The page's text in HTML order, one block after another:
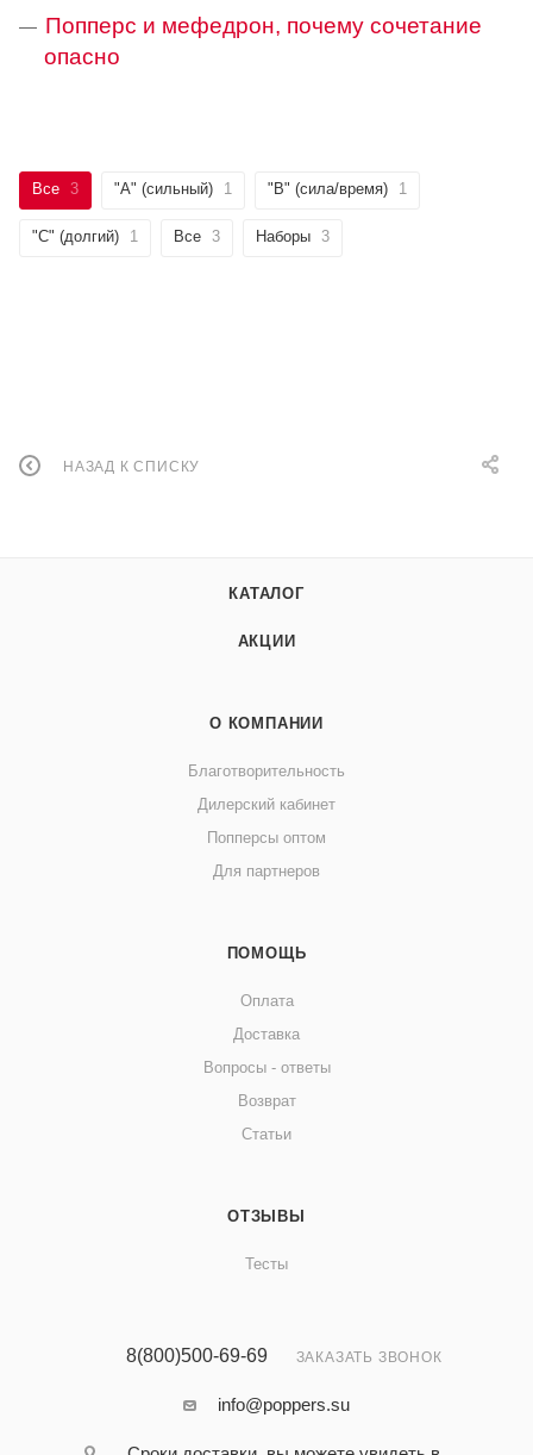
Попперс и мефедрон, почему сочетание
опасно
Все 3 "А" (сильный) 1 "B" (сила/время) 1
"C" (долгий) 1 Все 3 Наборы 3
НАЗАД К СПИСКУ
КАТАЛОГ
АКЦИИ
О КОМПАНИИ
Благотворительность
Дилерский кабинет
Попперсы оптом
Для партнеров
ПОМОЩЬ
Оплата
Доставка
Вопросы - ответы
Возврат
Статьи
ОТЗЫВЫ
Тесты
8(800)500-69-69 ЗАКАЗАТЬ ЗВОНОК
info@poppers.su